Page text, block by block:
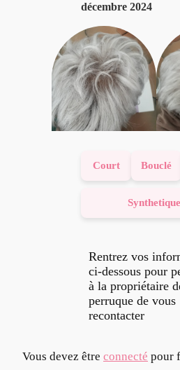
décembre 2024
Court Bouclé
Rentrez vos
ci-dessous pour
à la propriétaire
perruque de vous
recontacter
Vous devez être connecté pour